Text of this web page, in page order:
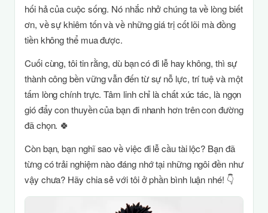
hối hả của cuộc sống. Nó nhắc nhở chúng ta về lòng biết
ơn, về sự khiêm tốn và về những giá trị cốt lõi mà đồng
tiền không thể mua được.
Cuối cùng, tôi tin rằng, dù bạn có đi lễ hay không, thì sự
thành công bền vững vẫn đến từ sự nỗ lực, trí tuệ và một
tấm lòng chính trực. Tâm linh chỉ là chất xúc tác, là ngọn
gió đẩy con thuyền của bạn đi nhanh hơn trên con đường
đã chọn. 🍀
Còn bạn, bạn nghĩ sao về việc đi lễ cầu tài lộc? Bạn đã
từng có trải nghiệm nào đáng nhớ tại những ngôi đền như
vậy chưa? Hãy chia sẻ với tôi ở phần bình luận nhé! 👇